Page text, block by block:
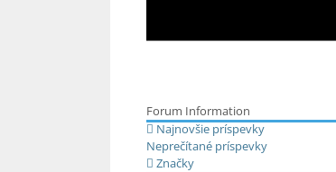
Forum Information
Najnovšie príspevky
Neprečítané príspevky
Značky